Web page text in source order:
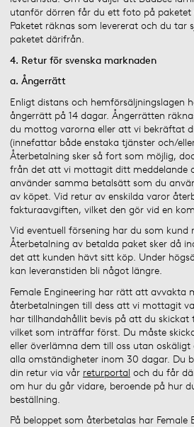
utanför dörren får du ett foto på
Paketet räknas som levererat och du tar
paketet därifrån.
4. Retur för svenska marknaden
a. Ångerrätt
Enligt distans och hemförsäljningslagen
ångerrätt på 14 dagar. Ångerrätten
du mottog varorna eller att vi bekräftat
(innefattar både enstaka tjänster och/
Återbetalning sker så fort som möjlig,
från det att vi mottagit ditt meddelande
använder samma betalsätt som du
av köpet. Vid retur av enskilda varor
fakturaavgiften, vilket den gör vid en
Vid eventuell försening har du som
Återbetalning av betalda paket sker då
det att kunden hävt sitt köp. Under
kan leveranstiden bli något längre.
Female Engineering har rätt att avvakta
återbetalningen till dess att vi mottagit
har tillhandahållit bevis på att du skickat
vilket som inträffar först. Du måste
eller överlämna dem till oss utan
alla omständigheter inom 30 dagar. Du
din retur via vår returportal och du får
om hur du går vidare, beroende på hur
beställning.
På beloppet som återbetalas har Female